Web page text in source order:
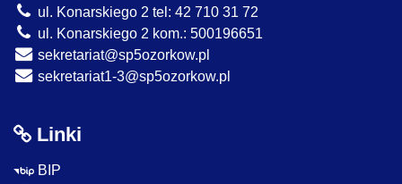
ul. Konarskiego 2 tel: 42 710 31 72
ul. Konarskiego 2 kom.: 500196651
sekretariat@sp5ozorkow.pl
sekretariat1-3@sp5ozorkow.pl
Linki
BIP